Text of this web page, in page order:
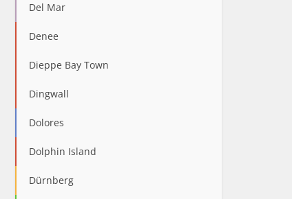
Del Mar
Denee
Dieppe Bay Town
Dingwall
Dolores
Dolphin Island
Dürnberg